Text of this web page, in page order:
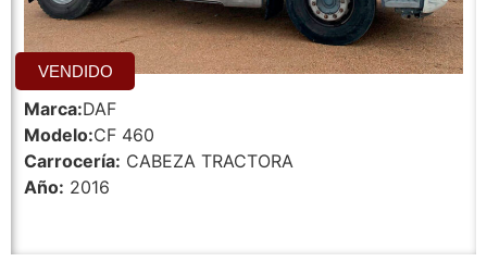
Marca:DAF
Modelo:CF 460
Carrocería: CABEZA TRACTORA
Año: 2016
VENDIDO